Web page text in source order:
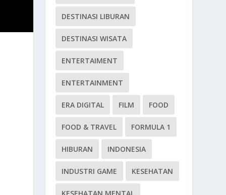
DESTINASI LIBURAN
DESTINASI WISATA
ENTERTAIMENT
ENTERTAINMENT
ERA DIGITAL FILM FOOD
FOOD & TRAVEL FORMULA 1
HIBURAN INDONESIA
INDUSTRI GAME KESEHATAN